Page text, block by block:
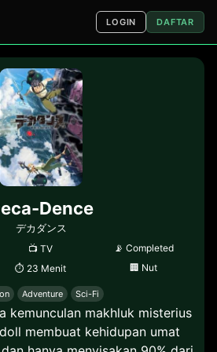
LOGIN DAFTAR
Dence
デカダンス
📺TV 📡 Completed
⏱ 23 Menit 🏢 Nut
Adventure Sci-Fi
kemunculan makhluk misterius
membuat kehidupan umat